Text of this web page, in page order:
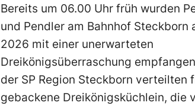
Bereits um 06.00 Uhr früh wurden
und Pendler am Bahnhof Steckborn
2026 mit einer unerwarteten
Dreikönigsüberraschung
der SP Region Steckborn verteilten
gebackene Dreikönigsküchlein, die